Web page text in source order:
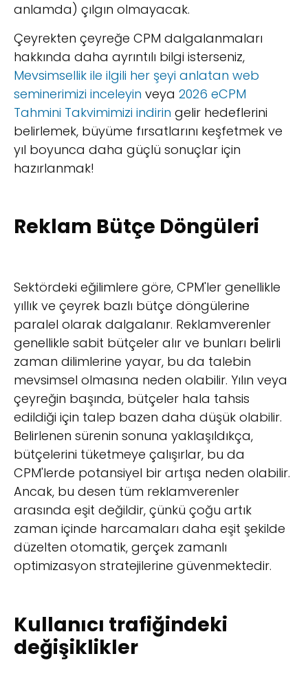
anlamda) çılgın olmayacak.
Çeyrekten çeyreğe CPM dalgalanmaları
hakkında daha ayrıntılı bilgi isterseniz,
Mevsimsellik ile ilgili her şeyi anlatan web
seminerimizi inceleyin veya 2026 eCPM
Tahmini Takvimimizi indirin gelir hedeflerini
belirlemek, büyüme fırsatlarını keşfetmek ve
yıl boyunca daha güçlü sonuçlar için
hazırlanmak!
Reklam Bütçe Döngüleri
Sektördeki eğilimlere göre, CPM'ler genellikle
yıllık ve çeyrek bazlı bütçe döngülerine
paralel olarak dalgalanır. Reklamverenler
genellikle sabit bütçeler alır ve bunları belirli
zaman dilimlerine yayar, bu da talebin
mevsimsel olmasına neden olabilir. Yılın veya
çeyreğin başında, bütçeler hala tahsis
edildiği için talep bazen daha düşük olabilir.
Belirlenen sürenin sonuna yaklaşıldıkça,
bütçelerini tüketmeye çalışırlar, bu da
CPM'lerde potansiyel bir artışa neden olabilir.
Ancak, bu desen tüm reklamverenler
arasında eşit değildir, çünkü çoğu artık
zaman içinde harcamaları daha eşit şekilde
düzelten otomatik, gerçek zamanlı
optimizasyon stratejilerine güvenmektedir.
Kullanıcı trafiğindeki
değişiklikler